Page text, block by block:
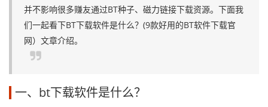
并不影响很多赚友通过BT种子、磁力链接下载资源。下面我
们一起看下BT下载软件是什么？(9款好用的BT软件下载官
网）文章介绍。
一、bt下载软件是什么？